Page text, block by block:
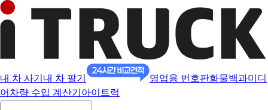
내 차 사기 내 차 팔기 영업용 번호판화물백과미디
어 차량 수입 계산기 아이트럭